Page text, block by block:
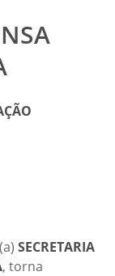
SECRETARIA
, torna